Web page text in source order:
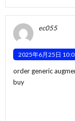
ec055
2025年6月25日
order generic
buy